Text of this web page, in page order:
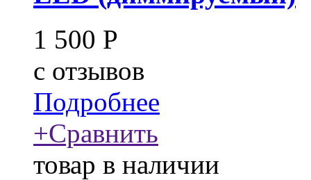
1 500 Р
c отзывов
Подробнее
+Сравнить
товар в наличии